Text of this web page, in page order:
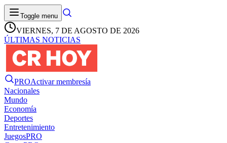
Toggle menu
VIERNES, 7 DE AGOSTO DE 2026
ÚLTIMAS NOTICIAS
PROActivar membresía
Nacionales
Mundo
Economía
Deportes
Entretenimiento
JuegosPRO